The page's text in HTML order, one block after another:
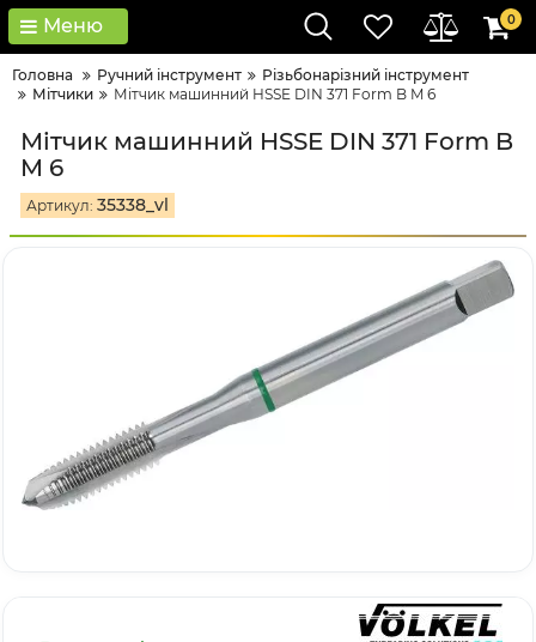
Меню 0
Головна Ручний інструмент
Різьбонарізний інструмент
Мітчики
Мітчик машинний HSSE DIN 371 Form B M 6
Мітчик машинний HSSE DIN 371 Form B
M 6
Артикул: 35338_vl